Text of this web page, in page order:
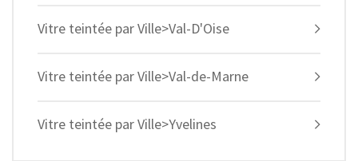
Vitre teintée par Ville>Val-D'Oise
Vitre teintée par Ville>Val-de-Marne
Vitre teintée par Ville>Yvelines